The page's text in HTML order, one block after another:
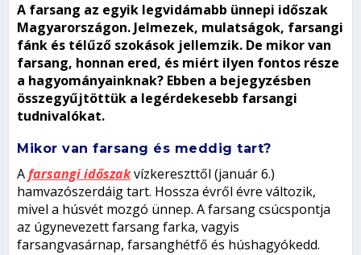
A farsang az egyik legvidámabb ünnepi időszak
Magyarországon. Jelmezek, mulatságok, farsangi
fánk és télűző szokások jellemzik. De mikor van
farsang, honnan ered, és miért ilyen fontos része
a hagyományainknak? Ebben a bejegyzésben
összegyűjtöttük a legérdekesebb farsangi
tudnivalókat.
Mikor van farsang és meddig tart?
Afarsangi időszakvízkereszttől (január 6.)
hamvazószerdáig tart. Hossza évről évre változik,
mivel a húsvét mozgó ünnep. A farsang csúcspontja
az úgynevezett farsang farka, vagyis
farsangvasárnap, farsanghétfő és húshagyókedd.